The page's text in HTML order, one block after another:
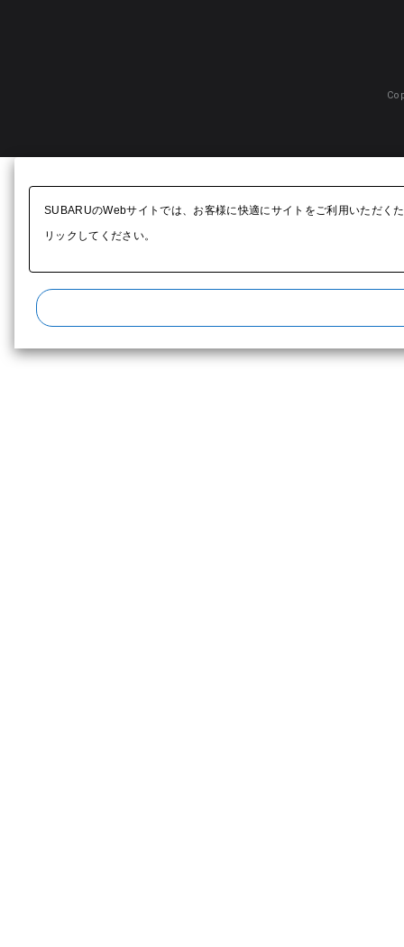
SUBARUのWebサイトでは、お客様に快適にサイトをご利用いただく
リックしてください。​